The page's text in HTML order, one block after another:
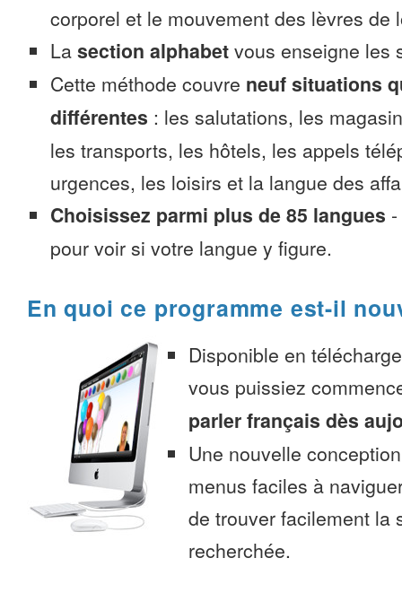
corporel et le mouvement des lèvres de
La section alphabet vous enseigne les
Cette méthode couvre neuf situations
différentes : les salutations, les
les transports, les hôtels, les appels
urgences, les loisirs et la langue des
Choisissez parmi plus de 85 langues -
pour voir si votre langue y figure.
En quoi ce programme est-il
Disponible en
vous puissiez
parler français dès
Une nouvelle
menus faciles à
de trouver facilement la
recherchée.